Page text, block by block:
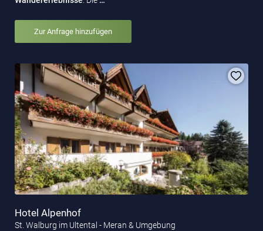
Zur Anfrage hinzufügen
Hotel Alpenhof
St. Walburg im Ultental - Meran & Umgebung